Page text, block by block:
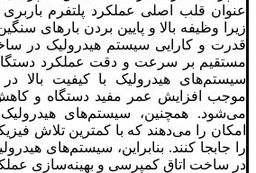
عنوان قلب اصلی عملکرد پلتفرم
زیرا وظیفه بالا و پایین بردن بارهای
قدرت و کارایی سیستم هیدرولیک در
مستقیم بر سرعت و دقت عملکرد دستگاه
سیستم‌های هیدرولیک با کیفیت بالا
موجب افزایش عمر مفید دستگاه و کاهش
می‌شود. همچنین، سیستم‌های هیدرولیک
امکان را می‌دهند که با کمترین تلاش
را جابجا کنند. بنابراین، سیستم‌های
در ساخت اتاق کمپرسی و بهینه‌سازی